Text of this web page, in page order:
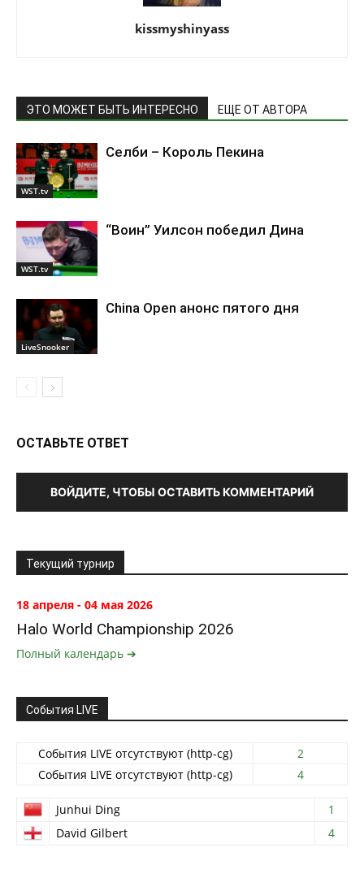
kissmyshinyass
ЭТО МОЖЕТ БЫТЬ ИНТЕРЕСНО ЕЩЕ ОТ АВТОРА
WST.tv
Селби – Король Пекина
WST.tv
“Воин” Уилсон победил Дина
LiveSnooker
China Open анонс пятого дня
ОСТАВЬТЕ ОТВЕТ
ВОЙДИТЕ, ЧТОБЫ ОСТАВИТЬ КОММЕНТАРИЙ
Текущий турнир
18 апреля - 04 мая 2026
Halo World Championship 2026
Полный календарь ➔
События LIVE
События LIVE отсутствуют (http-cg)
2
События LIVE отсутствуют (http-cg)
4
Junhui Ding
1
David Gilbert
4